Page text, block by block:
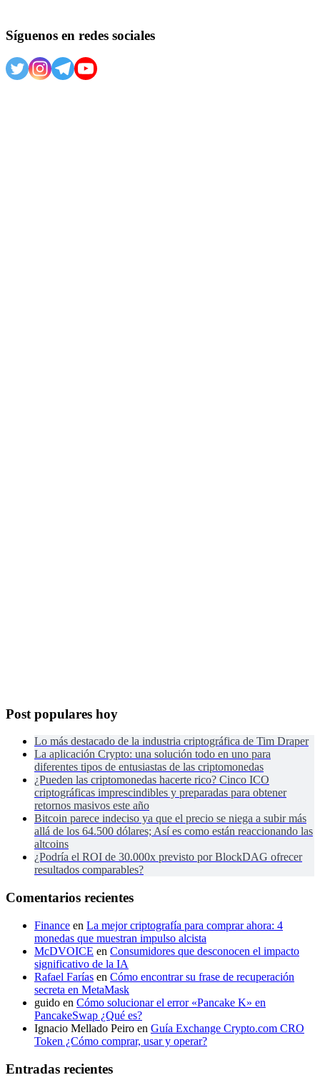
Síguenos en redes sociales
Post populares hoy
Lo más destacado de la industria criptográfica de Tim Draper
La aplicación Crypto: una solución todo en uno para
diferentes tipos de entusiastas de las criptomonedas
¿Pueden las criptomonedas hacerte rico? Cinco ICO
criptográficas imprescindibles y preparadas para obtener
retornos masivos este año
Bitcoin parece indeciso ya que el precio se niega a subir más
allá de los 64.500 dólares; Así es como están reaccionando las
altcoins
¿Podría el ROI de 30.000x previsto por BlockDAG ofrecer
resultados comparables?
Comentarios recientes
Finance en La mejor criptografía para comprar ahora: 4
monedas que muestran impulso alcista
McDVOICE en Consumidores que desconocen el impacto
significativo de la IA
Rafael Farías en Cómo encontrar su frase de recuperación
secreta en MetaMask
guido en Cómo solucionar el error «Pancake K» en
PancakeSwap ¿Qué es?
Ignacio Mellado Peiro en Guía Exchange Crypto.com CRO
Token ¿Cómo comprar, usar y operar?
Entradas recientes